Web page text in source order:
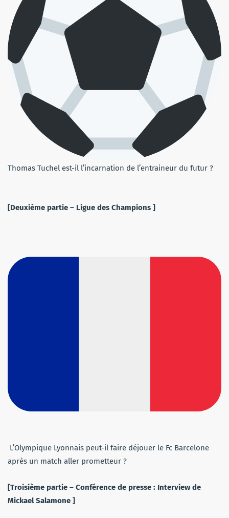
Thomas Tuchel est-il l’incarnation de l’entraineur du futur ?
[Deuxième partie – Ligue des Champions ]
L’Olympique Lyonnais peut-il faire déjouer le Fc Barcelone
après un match aller prometteur ?
[Troisième partie – Conférence de presse : Interview de
Mickael Salamone ]